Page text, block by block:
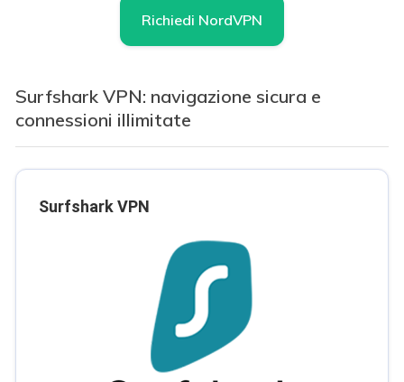
Richiedi NordVPN
Surfshark VPN: navigazione sicura e
connessioni illimitate
Surfshark VPN